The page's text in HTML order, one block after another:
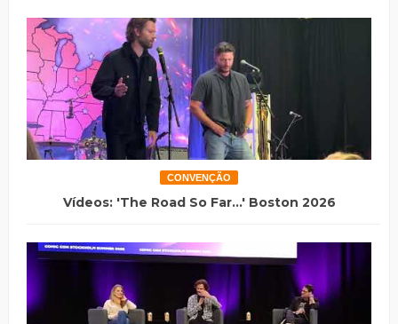
CONVENÇÃO
Vídeos: 'The Road So Far...' Boston 2026